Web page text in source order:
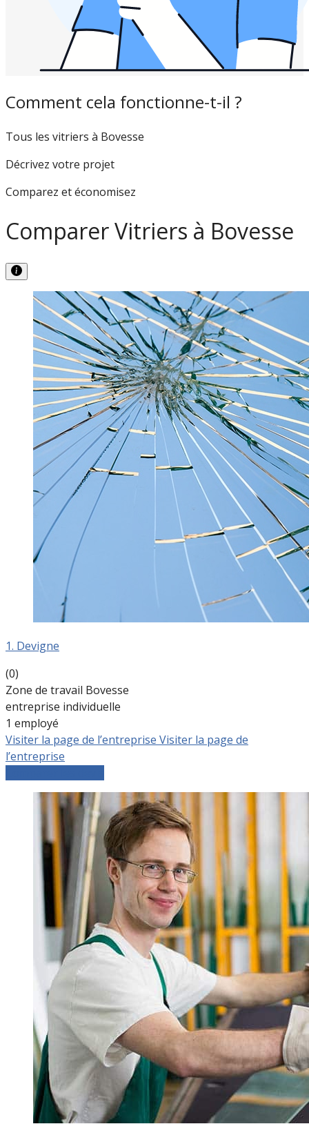
Comment cela fonctionne-t-il ?
Tous les vitriers à Bovesse
Décrivez votre projet
Comparez et économisez
Comparer Vitriers à Bovesse
1. Devigne
(0)
Zone de travail Bovesse
entreprise individuelle
1 employé
Visiter la page de l’entreprise Visiter la page de
l’entreprise